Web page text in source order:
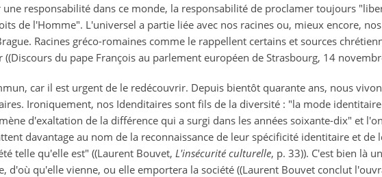
une responsabilité dans ce monde, la responsabilité de proclamer toujours
de l'Homme". L'universel a partie liée avec nos racines ou, mieux encore,
Racines gréco-romaines comme le rappellent certains et sources
((Discours du pape François au parlement européen de Strasbourg, 14
car il est urgent de le redécouvrir. Depuis bientôt quarante ans, nous
Ironiquement, nos Idenditaires sont fils de la diversité : "la mode
d'exaltation de la différence qui a surgi dans les années soixante-dix" et
davantage au nom de la reconnaissance de leur spécificité identitaire et
telle qu'elle est" ((Laurent Bouvet, L'insécurité culturelle, p. 33)). C'est bien là
d'où qu'elle vienne, ou elle emportera la société ((Laurent Bouvet conclut